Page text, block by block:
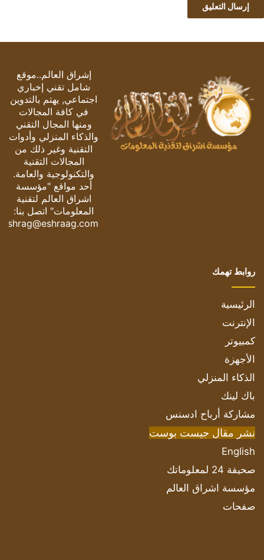
إشراق العالم..موقع
شامل تقني إخباري
اجتماعي, يهتم بالتدوين
في كافة المجالات
ومنها المجال التقني
والذكاء المنزلي وأدوات
التقنية وغير ذلك من
المجالات التقنية
والتكنولوجية والعامة.
أحد مواقع "مؤسسة
اشراق العالم لتقنية
المعلومات" اتصل بنا:
eshrag@eshraag.com
روابط تهمك
الرئيسية
الإنترنت
كمبيوتر
الأجهزة
الذكاء المنزلي
باك لينك
مشاركة أرباح ادسنس
نشر مقال جيست بوست
English
صحيفة 24 لمعلوماتك
مؤسسة اشراق العالم
صفحات